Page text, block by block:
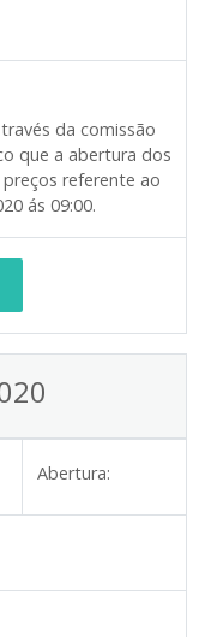
da comissão
que a abertura dos
referente ao
ás 09:00.
Abertura: